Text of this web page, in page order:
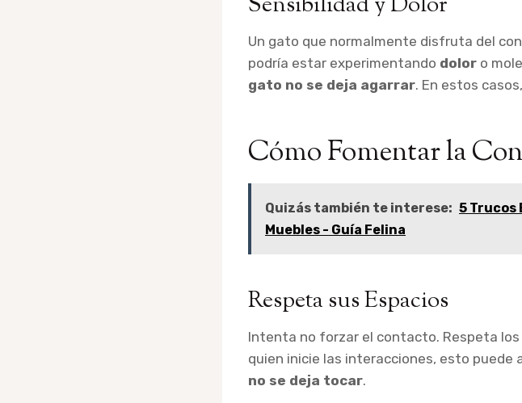
Un gato que normalmente disfruta del
podría estar experimentando dolor o
gato no se deja agarrar. En estos
Cómo Fomentar la
Quizás también te interese: 5 Trucos
Muebles - Guía Felina
Respeta sus Espacios
Intenta no forzar el contacto. Respeta
quien inicie las interacciones, esto puede
no se deja tocar.